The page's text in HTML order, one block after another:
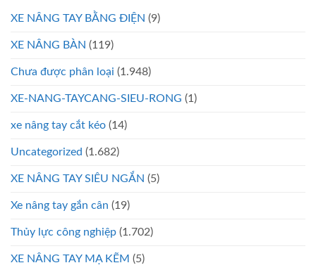
XE NÂNG TAY BẰNG ĐIỆN (9)
XE NÂNG BÀN (119)
Chưa được phân loại (1.948)
XE-NANG-TAYCANG-SIEU-RONG (1)
xe nâng tay cắt kéo (14)
Uncategorized (1.682)
XE NÂNG TAY SIÊU NGẮN (5)
Xe nâng tay gắn cân (19)
Thủy lực công nghiệp (1.702)
XE NÂNG TAY MẠ KẼM (5)